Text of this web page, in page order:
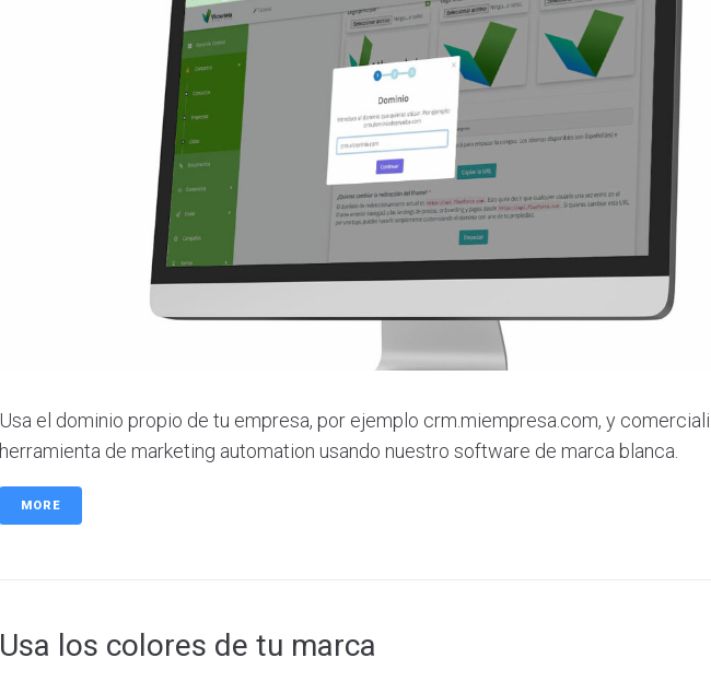
Usa el dominio propio de tu empresa, por ejemplo crm.miempresa.com, y
herramienta de marketing automation usando nuestro software de marca blanca.
MORE
Usa los colores de tu marca